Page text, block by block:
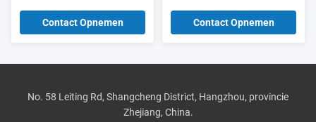
Contact Opnemen
Contact Opnemen
No. 58 Leiting Rd, Shangcheng District, Hangzhou, provincie
Zhejiang, China.